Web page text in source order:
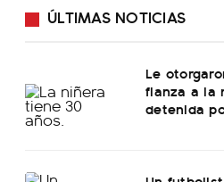
ÚLTIMAS NOTICIAS
Le
fianza a la
detenida